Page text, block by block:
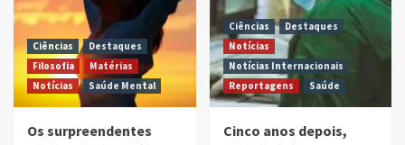
Ciências
Destaques
Filosofia
Matérias
Notícias
Saúde Mental
Os surpreendentes
Ciências
Destaques
Notícias
Notícias Internacionais
Reportagens
Saúde
Cinco anos depois,